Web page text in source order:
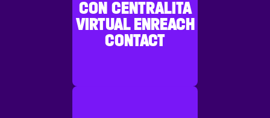
CON CENTRALITA
VIRTUAL ENREACH
CONTACT